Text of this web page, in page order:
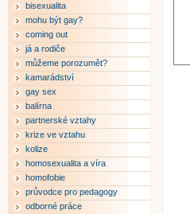
bisexualita
mohu být gay?
coming out
já a rodiče
můžeme porozumět?
kamarádství
gay sex
balírna
partnerské vztahy
krize ve vztahu
kolize
homosexualita a víra
homofobie
průvodce pro pedagogy
odborné práce